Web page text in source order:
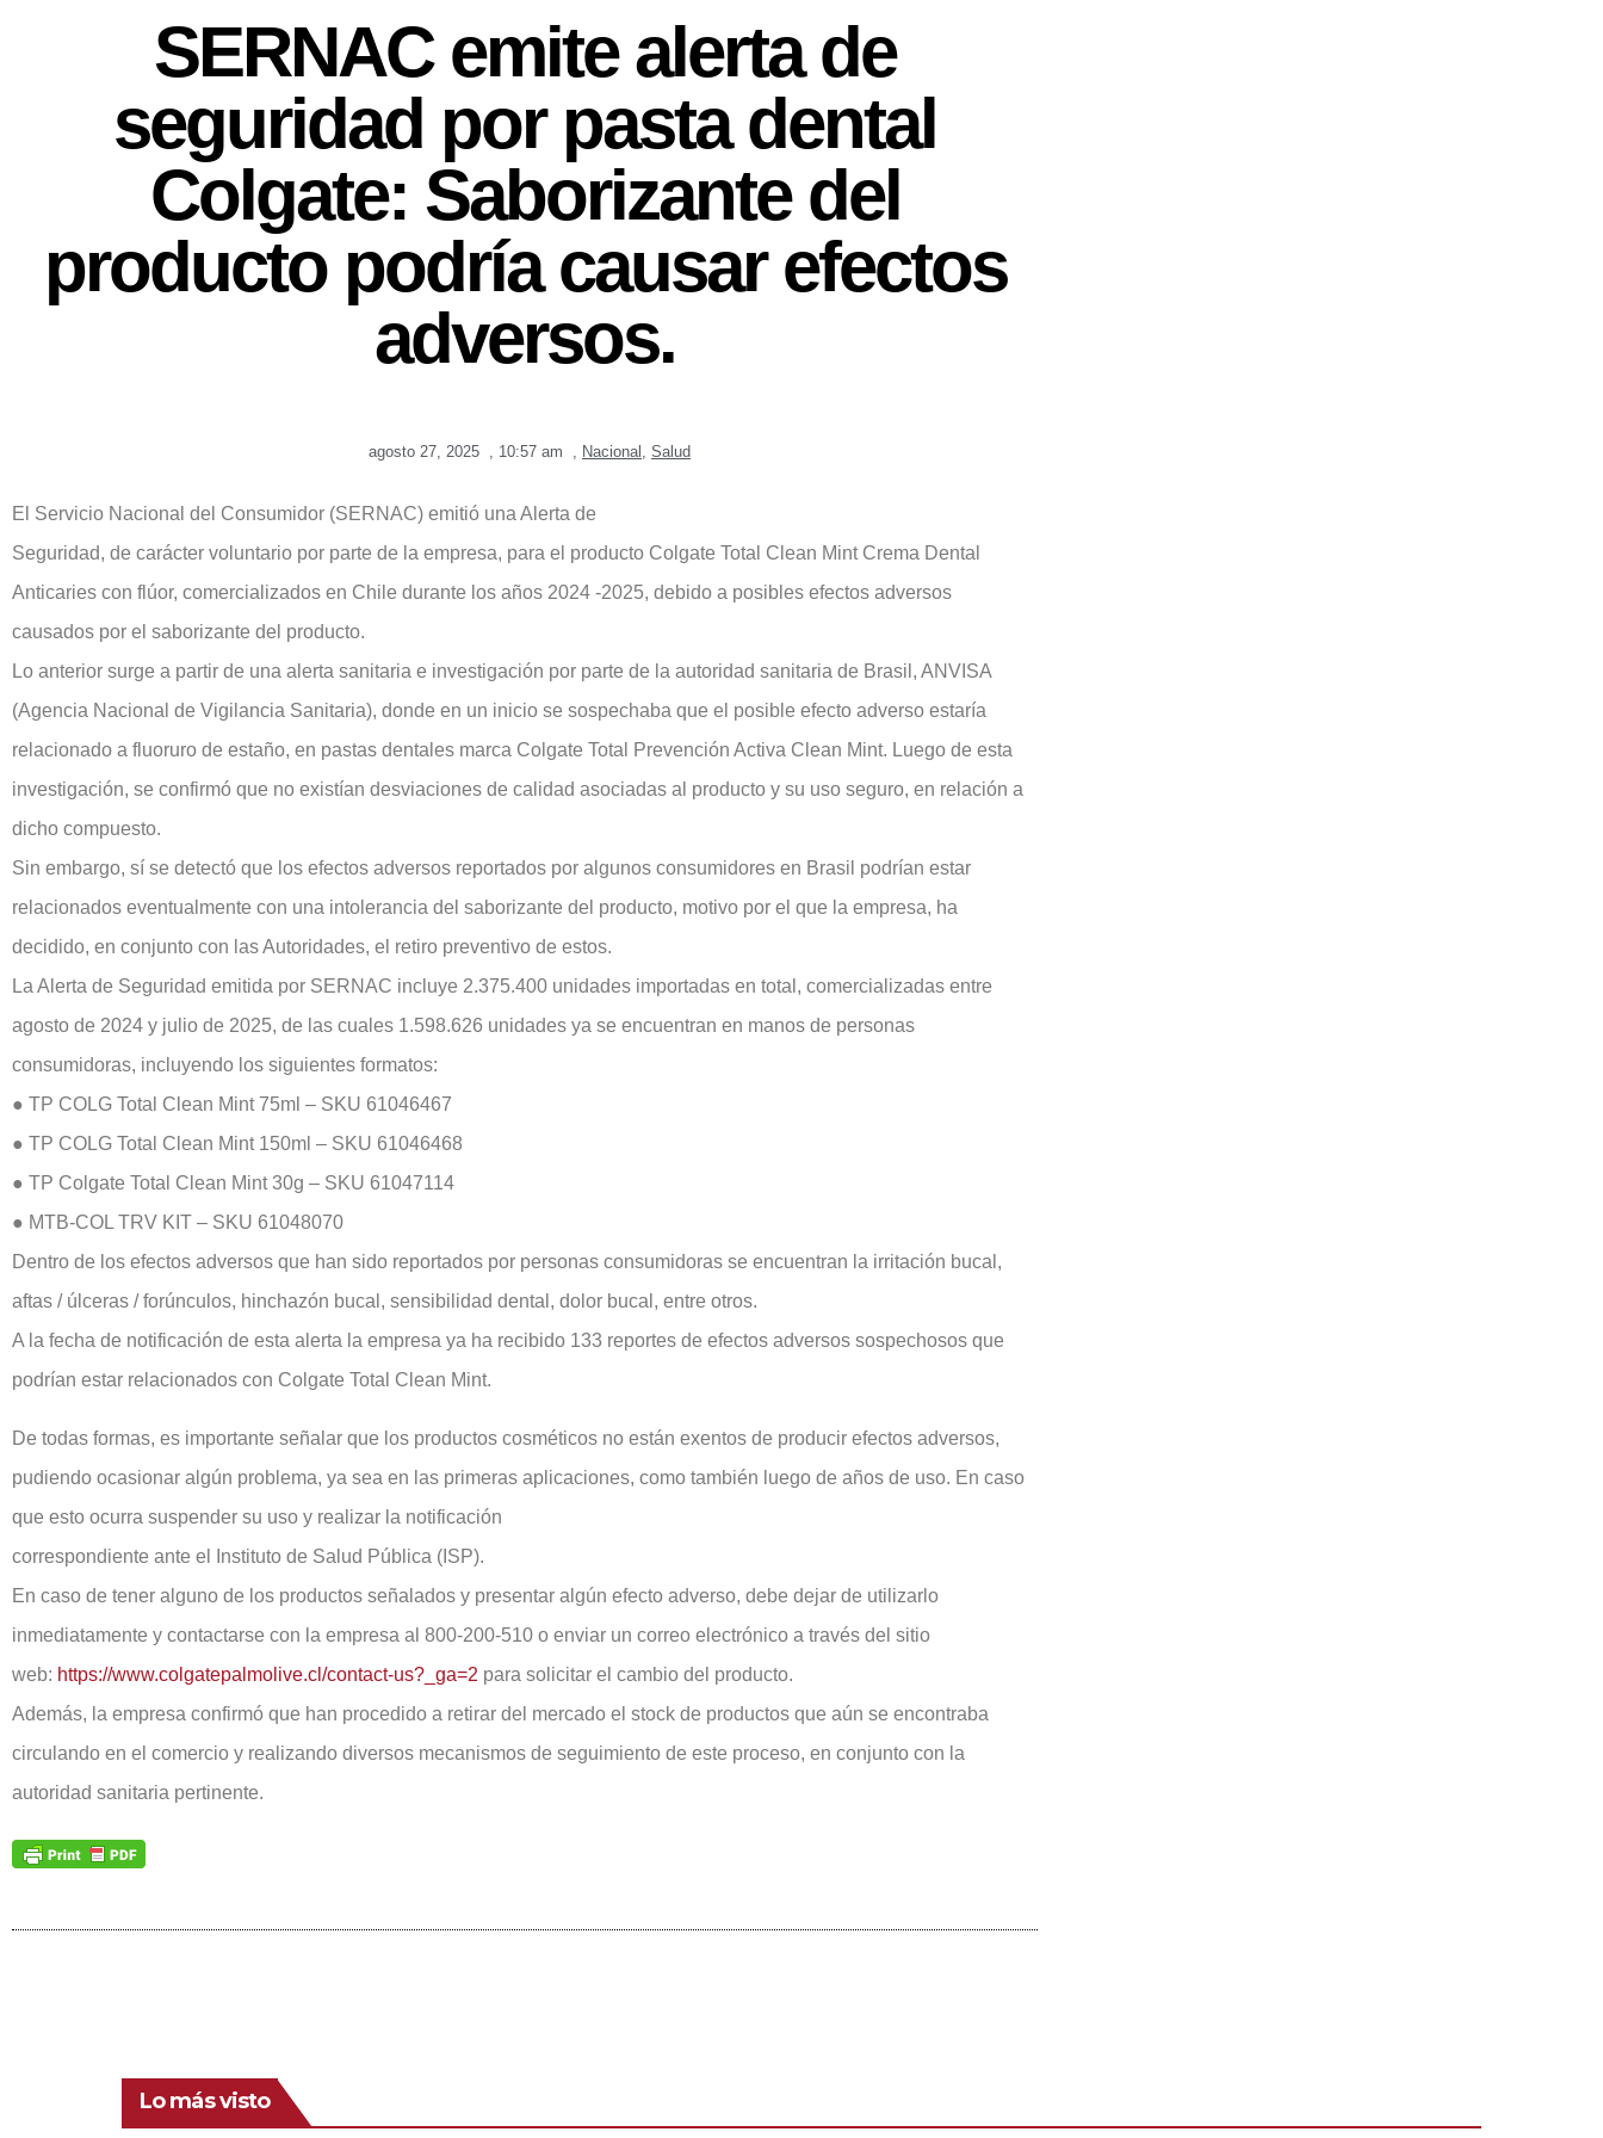
SERNAC emite alerta de
seguridad por pasta dental
Colgate: Saborizante del
producto podría causar efectos
adversos.
agosto 27, 2025 , 10:57 am , Nacional , Salud
El Servicio Nacional del Consumidor (SERNAC) emitió una Alerta de
Seguridad, de carácter voluntario por parte de la empresa, para el producto Colgate Total Clean Mint Crema Dental
Anticaries con flúor, comercializados en Chile durante los años 2024 -2025, debido a posibles efectos adversos
causados por el saborizante del producto.
Lo anterior surge a partir de una alerta sanitaria e investigación por parte de la autoridad sanitaria de Brasil, ANVISA
(Agencia Nacional de Vigilancia Sanitaria), donde en un inicio se sospechaba que el posible efecto adverso estaría
relacionado a fluoruro de estaño, en pastas dentales marca Colgate Total Prevención Activa Clean Mint. Luego de esta
investigación, se confirmó que no existían desviaciones de calidad asociadas al producto y su uso seguro, en relación a
dicho compuesto.
Sin embargo, sí se detectó que los efectos adversos reportados por algunos consumidores en Brasil podrían estar
relacionados eventualmente con una intolerancia del saborizante del producto, motivo por el que la empresa, ha
decidido, en conjunto con las Autoridades, el retiro preventivo de estos.
La Alerta de Seguridad emitida por SERNAC incluye 2.375.400 unidades importadas en total, comercializadas entre
agosto de 2024 y julio de 2025, de las cuales 1.598.626 unidades ya se encuentran en manos de personas
consumidoras, incluyendo los siguientes formatos:
● TP COLG Total Clean Mint 75ml – SKU 61046467
● TP COLG Total Clean Mint 150ml – SKU 61046468
● TP Colgate Total Clean Mint 30g – SKU 61047114
● MTB-COL TRV KIT – SKU 61048070
Dentro de los efectos adversos que han sido reportados por personas consumidoras se encuentran la irritación bucal,
aftas / úlceras / forúnculos, hinchazón bucal, sensibilidad dental, dolor bucal, entre otros.
A la fecha de notificación de esta alerta la empresa ya ha recibido 133 reportes de efectos adversos sospechosos que
podrían estar relacionados con Colgate Total Clean Mint.
De todas formas, es importante señalar que los productos cosméticos no están exentos de producir efectos adversos,
pudiendo ocasionar algún problema, ya sea en las primeras aplicaciones, como también luego de años de uso. En caso
que esto ocurra suspender su uso y realizar la notificación
correspondiente ante el Instituto de Salud Pública (ISP).
En caso de tener alguno de los productos señalados y presentar algún efecto adverso, debe dejar de utilizarlo
inmediatamente y contactarse con la empresa al 800-200-510 o enviar un correo electrónico a través del sitio
web: https://www.colgatepalmolive.cl/contact-us?_ga=2 para solicitar el cambio del producto.
Además, la empresa confirmó que han procedido a retirar del mercado el stock de productos que aún se encontraba
circulando en el comercio y realizando diversos mecanismos de seguimiento de este proceso, en conjunto con la
autoridad sanitaria pertinente.
Lo más visto